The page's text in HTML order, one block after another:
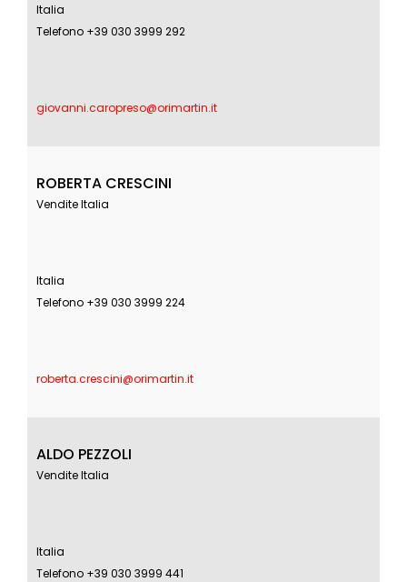
Italia
Telefono +39 030 3999 292
giovanni.caropreso@orimartin.it
ROBERTA CRESCINI
Vendite Italia
Italia
Telefono +39 030 3999 224
roberta.crescini@orimartin.it
ALDO PEZZOLI
Vendite Italia
Italia
Telefono +39 030 3999 441